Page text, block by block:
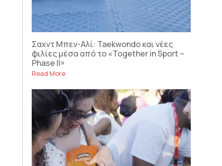
Σαχντ Μπεν-Αλί: Taekwondo και νέες
φιλίες μέσα από το «Together in Sport –
Phase II»
Read More